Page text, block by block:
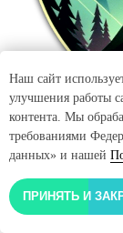
Наш сайт
улучшения работы
контента. Мы
требованиями
данных» и нашей
ПРИНЯТЬ И